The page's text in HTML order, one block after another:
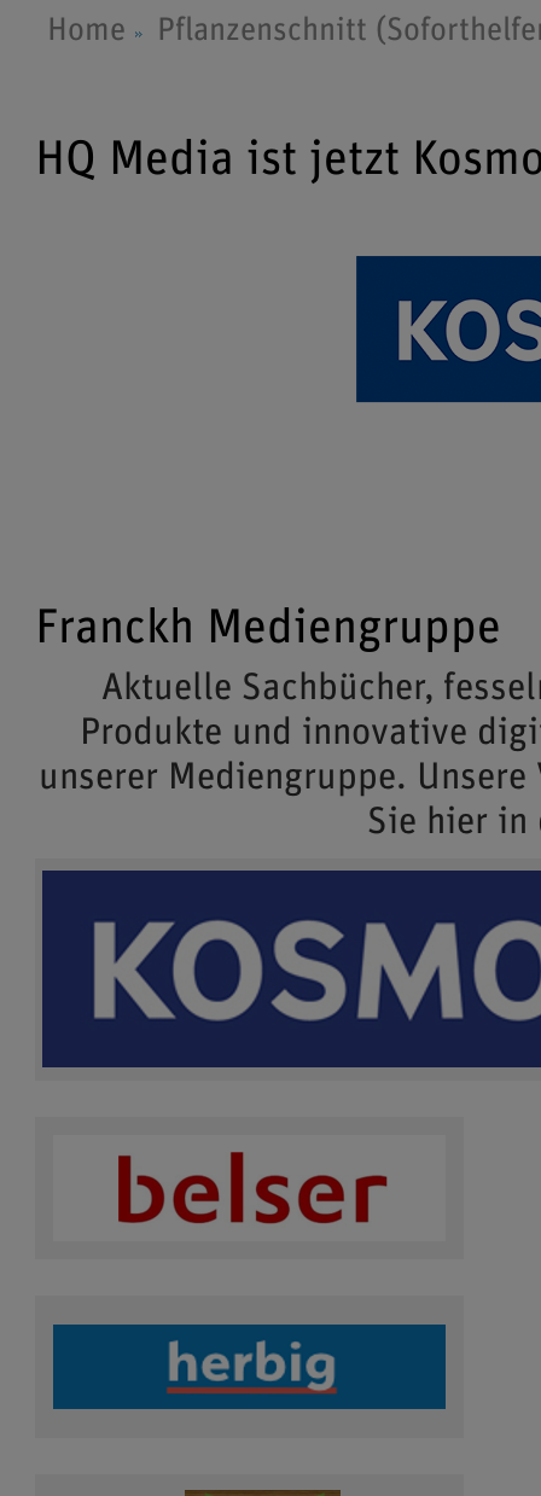
Home Pflanzenschnitt
HQ Media ist jetzt
Franckh Mediengruppe
Aktuelle Sachbücher,
Produkte und innovative
unserer Mediengruppe.
Sie hier in